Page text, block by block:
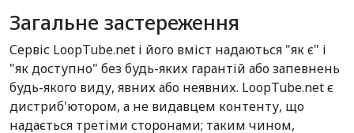
Загальне застереження
Сервіс LoopTube.net і його вміст надаються "як є" і
"як доступно" без будь-яких гарантій або запевнень
будь-якого виду, явних або неявних. LoopTube.net є
дистриб'ютором, а не видавцем контенту, що
надається третіми сторонами; таким чином,